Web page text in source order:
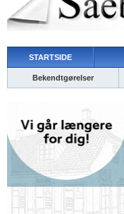
STARTSIDE
Bekendtgørelser